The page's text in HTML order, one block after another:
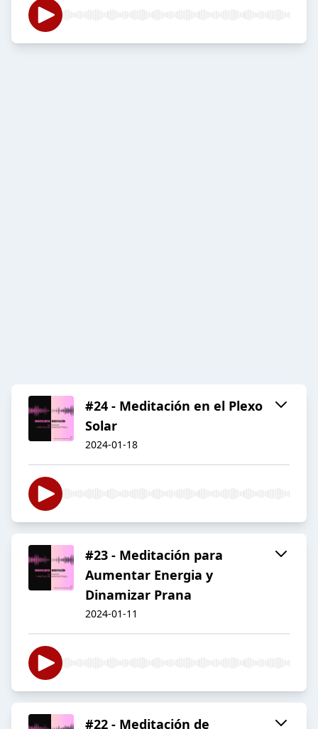
#24 - Meditación en el Plexo
Solar
2024-01-18
#23 - Meditación para
Aumentar Energia y
Dinamizar Prana
2024-01-11
#22 - Meditación de